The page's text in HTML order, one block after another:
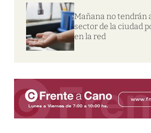
Mañana no tendrán
sector de la ciudad
en la red